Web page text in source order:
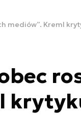
mediów”. Kreml